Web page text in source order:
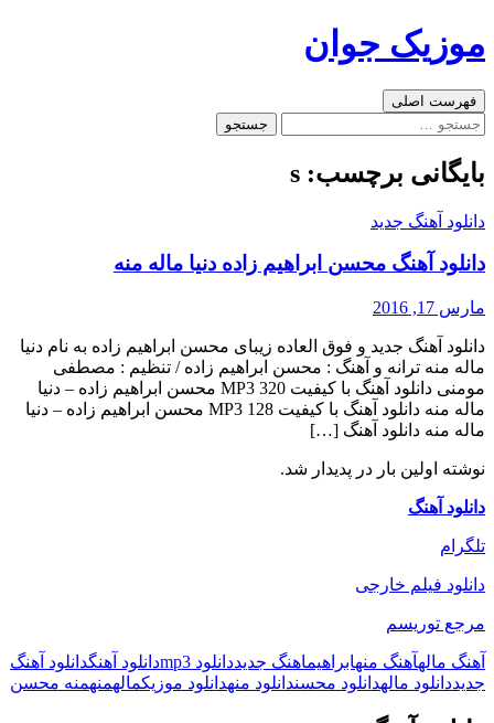
به
موزیک جوان
جست‌وجو
فهرست اصلی
جستجو
بایگانی برچسب: s
دانلود آهنگ جدید
دانلود آهنگ محسن ابراهیم زاده دنیا ماله منه
مارس 17, 2016
دانلود آهنگ جدید و فوق العاده زیبای محسن ابراهیم زاده به نام دنیا
ماله منه ترانه و آهنگ : محسن ابراهیم زاده / تنظیم : مصطفی
مومنی دانلود آهنگ با کیفیت MP3 320 محسن ابراهیم زاده – دنیا
ماله منه دانلود آهنگ با کیفیت MP3 128 محسن ابراهیم زاده – دنیا
ماله منه دانلود آهنگ […]
نوشته اولین بار در پدیدار شد.
دانلود آهنگ
تلگرام
دانلود فیلم خارجی
مرجع توریسم
آهنگ مالهآهنگ منهابراهیماهنگ جدیددانلود mp3 دانلود آهنگدانلود آهنگ
جدیددانلود مالهدانلود محسندانلود منهدانلود موزیکمالهمنهمنه محسن